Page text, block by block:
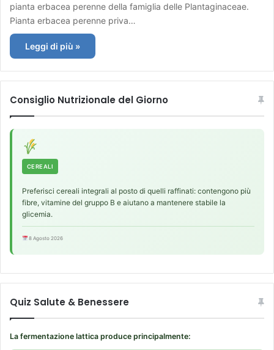
pianta erbacea perenne della famiglia delle Plantaginaceae.
Pianta erbacea perenne priva…
Leggi di più »
Consiglio Nutrizionale del Giorno
CEREALI
Preferisci cereali integrali al posto di quelli raffinati: contengono più
fibre, vitamine del gruppo B e aiutano a mantenere stabile la
glicemia.
8 Agosto 2026
Quiz Salute & Benessere
La fermentazione lattica produce principalmente: